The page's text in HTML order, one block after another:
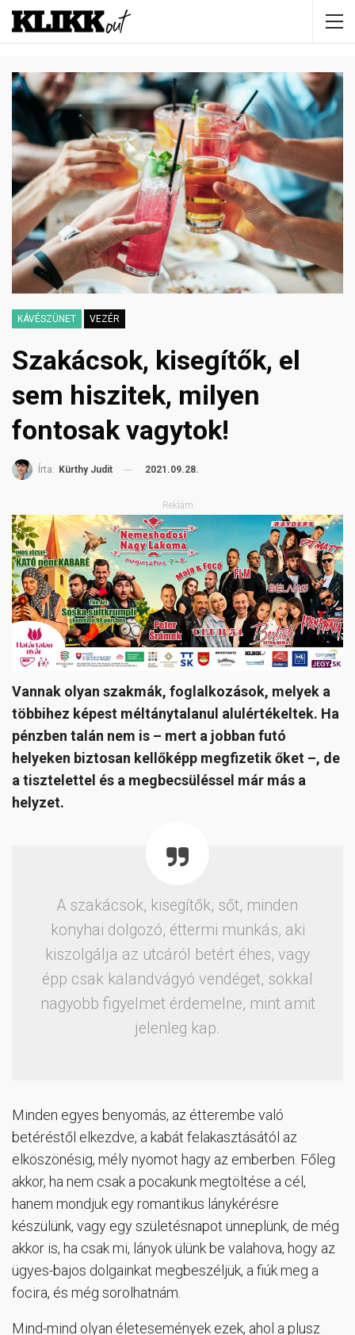
KÁVÉSZÜNET VEZÉR
Szakácsok, kisegítők, el
sem hiszitek, milyen
fontosak vagytok!
Írta: Kürthy Judit 2021.09.28.
Reklám
Vannak olyan szakmák, foglalkozások, melyek a
többihez képest méltánytalanul alulértékeltek. Ha
pénzben talán nem is – mert a jobban futó
helyeken biztosan kellőképp megfizetik őket –, de
a tisztelettel és a megbecsüléssel már más a
helyzet.
A szakácsok, kisegítők, sőt, minden
konyhai dolgozó, éttermi munkás, aki
kiszolgálja az utcáról betért éhes, vagy
épp csak kalandvágyó vendéget, sokkal
nagyobb figyelmet érdemelne, mint amit
jelenleg kap.
Minden egyes benyomás, az étterembe való
betéréstől elkezdve, a kabát felakasztásától az
elköszönésig, mély nyomot hagy az emberben. Főleg
akkor, ha nem csak a pocakunk megtöltése a cél,
hanem mondjuk egy romantikus lánykérésre
készülünk, vagy egy születésnapot ünneplünk, de még
akkor is, ha csak mi, lányok ülünk be valahova, hogy az
ügyes-bajos dolgainkat megbeszéljük, a fiúk meg a
focira, és még sorolhatnám.
Mind-mind olyan életesemények ezek, ahol a plusz